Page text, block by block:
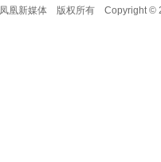
凤凰新媒体
版权所有 Copyright ©